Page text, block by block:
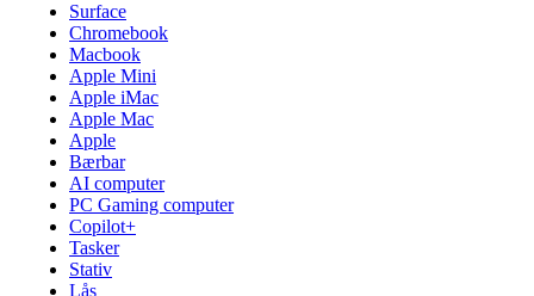
Surface
Chromebook
Macbook
Apple Mini
Apple iMac
Apple Mac
Apple
Bærbar
AI computer
PC Gaming computer
Copilot+
Tasker
Stativ
Lås